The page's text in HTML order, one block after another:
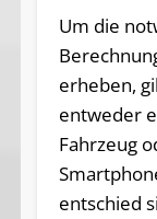
Um die
erheben,
entweder
Fahrzeug
entschied